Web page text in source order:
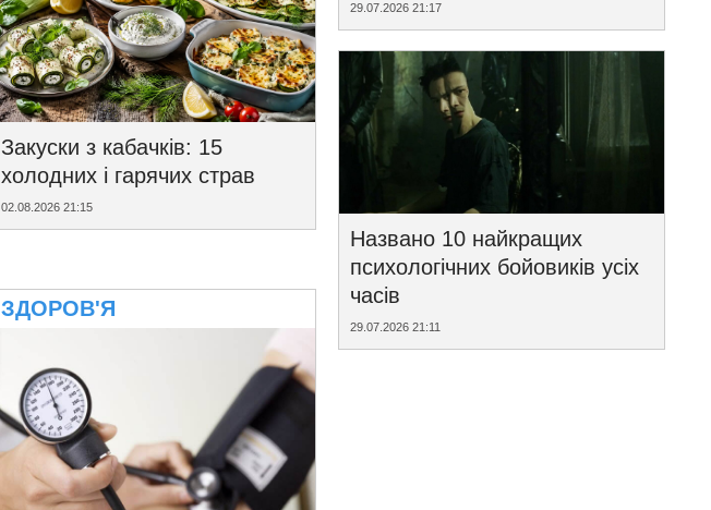
Закуски з кабачків: 15
холодних і гарячих страв
02.08.2026 21:15
ЗДОРОВ'Я
29.07.2026 21:17
Названо 10 найкращих
психологічних бойовиків усіх
часів
29.07.2026 21:11